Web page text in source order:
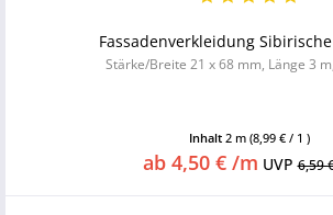
Fassadenverkleidung
Stärke/Breite 21 x 68 mm, Länge 3
Inhalt 2 m (8,99 € / 1 )
ab 4,50 € /m UVP6,59